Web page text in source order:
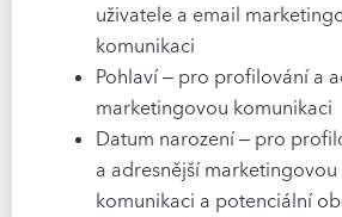
uživatele a email
komunikaci
Pohlaví – pro profilování a
marketingovou komunikaci
Datum narození – pro
a adresnější marketingovou
komunikaci a potenciální